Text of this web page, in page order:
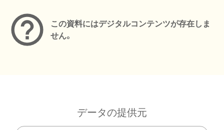
この資料にはデジタルコンテンツが存在しま
せん。
データの提供元